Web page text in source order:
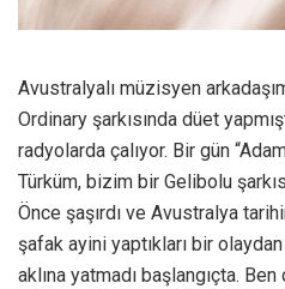
Avustralyalı müzisyen
Ordinary şarkısında düet
radyolarda çalıyor. Bir gün
Türküm, bizim bir Gelibolu
Önce şaşırdı ve Avustralya
şafak ayini yaptıkları bir
aklına yatmadı başlangıçta. Ben